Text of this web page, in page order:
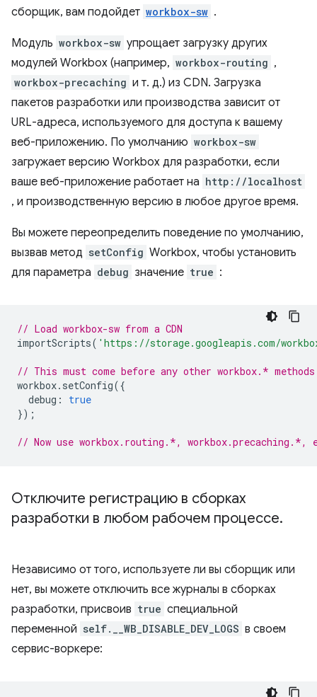
сборщик, вам подойдет workbox-sw .
Модуль workbox-sw упрощает загрузку других
модулей Workbox (например, workbox-routing ,
workbox-precaching и т. д.) из CDN. Загрузка
пакетов разработки или производства зависит от
URL-адреса, используемого для доступа к вашему
веб-приложению. По умолчанию workbox-sw
загружает версию Workbox для разработки, если
ваше веб-приложение работает на http://localhost
, и производственную версию в любое другое время.
Вы можете переопределить поведение по умолчанию,
вызвав метод setConfig Workbox, чтобы установить
для параметра debug значение true :
// Load workbox-sw from a CDN
importScripts( 'https://storage.googleapis.com/
// This must come before any other workbox.*
workbox. setConfig({
debug :
true
});
// Now use workbox.routing.*, workbox.precaching.*,
Отключите регистрацию в сборках
разработки в любом рабочем процессе.
Независимо от того, используете ли вы сборщик или
нет, вы можете отключить все журналы в сборках
разработки, присвоив true специальной
переменной self.__WB_DISABLE_DEV_LOGS в своем
сервис-воркере: